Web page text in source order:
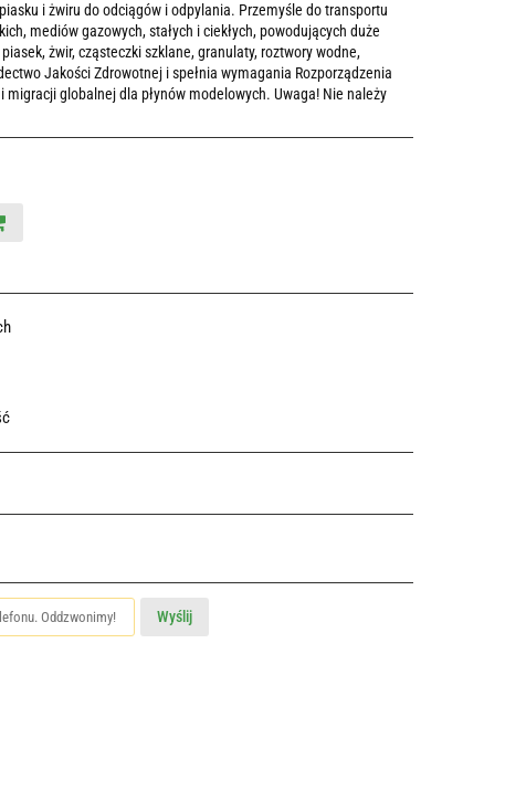
i żwiru do odciągów i odpylania. Przemyśle do transportu
mediów gazowych, stałych i ciekłych, powodujących duże
żwir, cząsteczki szklane, granulaty, roztwory wodne,
Jakości Zdrowotnej i spełnia wymagania Rozporządzenia
globalnej dla płynów modelowych. Uwaga! Nie należy
Wyślij